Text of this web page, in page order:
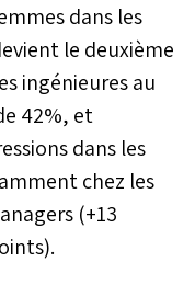
de
de
et de la
dynamique
par
en forte
dans les
le deuxième
ingénieures au
42%, et
dans les
chez les
(+13